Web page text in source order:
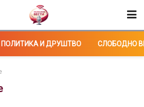
ПОЛИТИКА И ДРУШТВО СЛОБОДНО